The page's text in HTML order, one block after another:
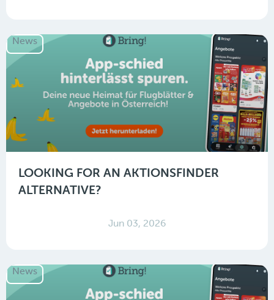
News
LOOKING FOR AN AKTIONSFINDER
ALTERNATIVE?
Jun 03, 2026
News